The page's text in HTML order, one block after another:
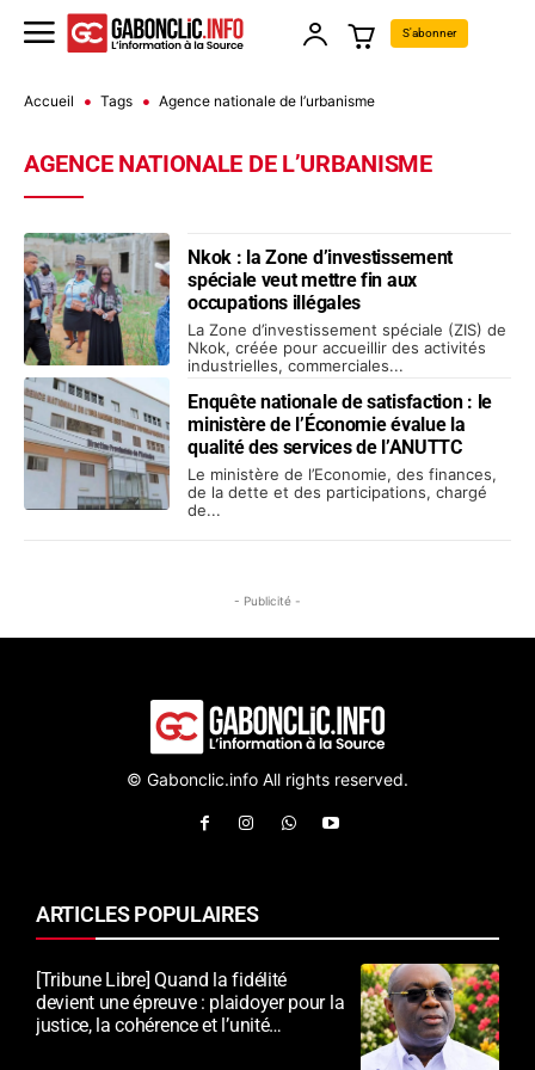
S'abonner
Accueil Tags Agence nationale de l’urbanisme
AGENCE NATIONALE DE L’URBANISME
Nkok : la Zone d’investissement
spéciale veut mettre fin aux
occupations illégales
La Zone d’investissement spéciale (ZIS) de
Nkok, créée pour accueillir des activités
industrielles, commerciales...
Enquête nationale de satisfaction : le
ministère de l’Économie évalue la
qualité des services de l’ANUTTC
Le ministère de l’Economie, des finances,
de la dette et des participations, chargé
de...
- Publicité -
© Gabonclic.info All rights reserved.
ARTICLES POPULAIRES
[Tribune Libre] Quand la fidélité
devient une épreuve : plaidoyer pour la
justice, la cohérence et l’unité